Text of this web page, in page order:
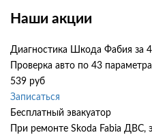
Наши акции
Диагностика Шкода Фабия за
Проверка авто по 43
539 руб
Записаться
Бесплатный эвакуатор
При ремонте Skoda Fabia ДВС,